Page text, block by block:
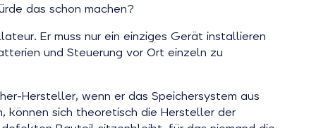
das schon machen?
Er muss nur ein einziges Gerät installieren
und Steuerung vor Ort einzeln zu
Hersteller, wenn er das Speichersystem aus
können sich theoretisch die Hersteller der